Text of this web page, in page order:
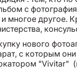
с
многое другое.
нового
с которым
"Vivitar"